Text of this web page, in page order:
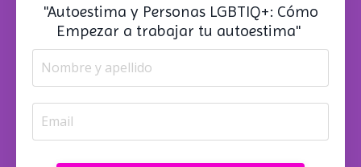
"Autoestima y Personas LGBTIQ+: Cómo
Empezar a trabajar tu autoestima"